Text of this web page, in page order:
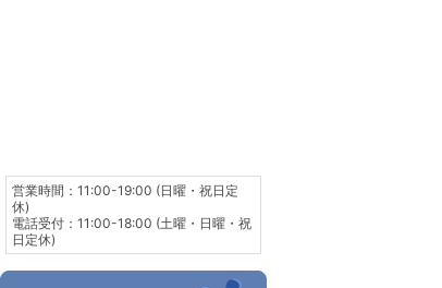
営業時間：11:00-19:00 (日曜・祝日定
休)
電話受付：11:00-18:00 (土曜・日曜・祝
日定休)